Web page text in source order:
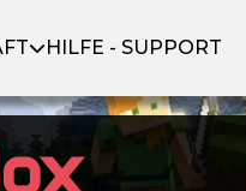
HILFE - SUPPORT